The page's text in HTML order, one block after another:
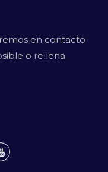
en contacto
o rellena